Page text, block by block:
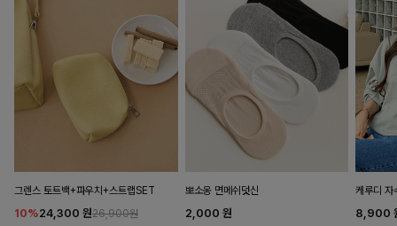
그렌스 토트백+파우치+스트랩SET
10%24,300 원26,900원
뽀소옹 면메쉬덧신
2,000 원
케루디 자
8,900